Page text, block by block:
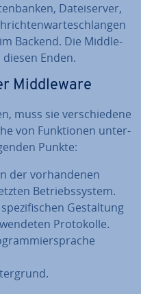
Da­tei­ser­ver,
Backend. Die Midd­le­
Enden.
Midd­le­wa­re
muss sie ver­schie­de­ne
von Funk­tio­nen un­ter­
Punkte:
der vor­han­de­nen
Be­triebs­sys­tem.
Ge­stal­tung
Pro­to­kol­le.